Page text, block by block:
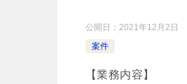
公開日： 2021年12月2日
案件
【業務内容】